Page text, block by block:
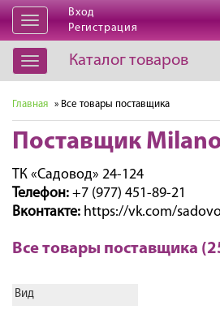
Открыть
навигацию
Вход
Регистрация
Открыть
навигацию
Каталог товаров
Главная » Все товары поставщика
Поставщик
ТК «Садовод» 24-124
Телефон: +7 (977) 451-89-21
Вконтакте: https://vk.com/
Все товары поставщика
Вид